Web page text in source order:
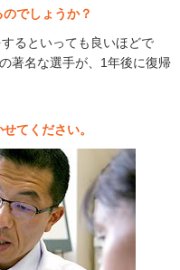
でしょうか？
るといっても良いほどで
著名な選手が、1年後に復帰
てください。